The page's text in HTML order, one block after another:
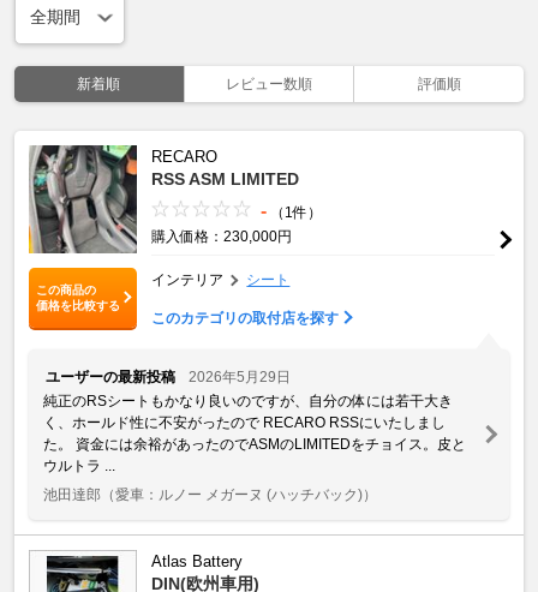
新着順 レビュー数順 評価順
この商品の
価格を比較する
RECARO
RSS ASM LIMITED
-
（1件）
購入価格：230,000円
インテリア シート
このカテゴリの取付店を探す
ユーザーの最新投稿
2026年5月29日
純正のRSシートもかなり良いのですが、自分の体には若干大き
く、ホールド性に不安がったので RECARO RSSにいたしまし
た。 資金には余裕があったのでASMのLIMITEDをチョイス。皮と
ウルトラ ...
池田達郎 （愛車：ルノー メガーヌ (ハッチバック)）
Atlas Battery
DIN(欧州車用)